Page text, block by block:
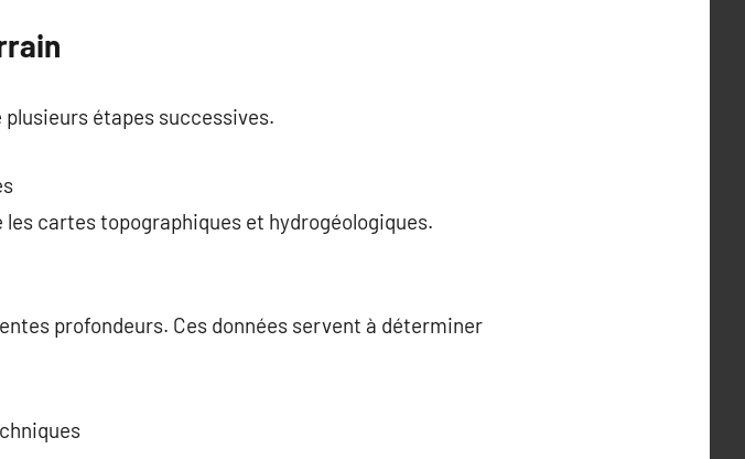
étapes successives.
cartes topographiques et hydrogéologiques.
profondeurs. Ces données servent à déterminer